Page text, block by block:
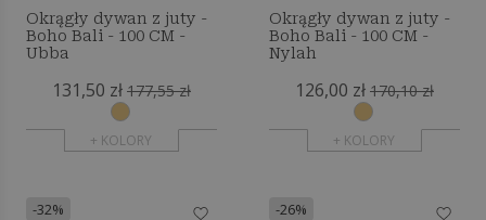
Okrągły dywan z juty -
Boho Bali - 100 CM -
Ubba
131,50 zł 177,55 zł
+ KOLORY
Okrągły dywan z juty -
Boho Bali - 100 CM -
Nylah
126,00 zł 170,10 zł
+ KOLORY
-32% -26%